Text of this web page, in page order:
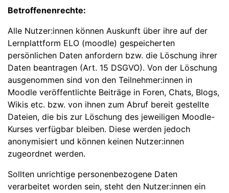
Betroffenenrechte:
Alle Nutzer:innen können Auskunft über ihre auf der
Lernplattform ELO (moodle) gespeicherten
persönlichen Daten anfordern bzw. die Löschung ihrer
Daten beantragen (Art. 15 DSGVO). Von der Löschung
ausgenommen sind von den Teilnehmer:innen in
Moodle veröffentlichte Beiträge in Foren, Chats, Blogs,
Wikis etc. bzw. von ihnen zum Abruf bereit gestellte
Dateien, die bis zur Löschung des jeweiligen Moodle-
Kurses verfügbar bleiben. Diese werden jedoch
anonymisiert und können keinen Nutzer:innen
zugeordnet werden.
Sollten unrichtige personenbezogene Daten
verarbeitet worden sein, steht den Nutzer:innen ein